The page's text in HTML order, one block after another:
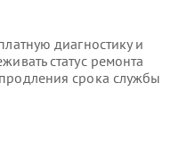
диагностику и
статус ремонта
срока службы